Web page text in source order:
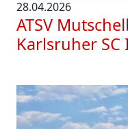
28.04.2026
ATSV
Karlsruher SC